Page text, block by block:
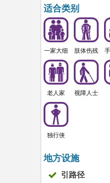
适合类别
一家大细 肢体伤残
老人家 视障人士
独行侠
地方设施
引路径